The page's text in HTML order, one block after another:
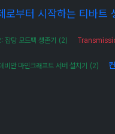
로부터 시작하는 티바트
잡탕 모드팩 생존기 (2)
비안 마인크래프트 서버 설치기 (2)